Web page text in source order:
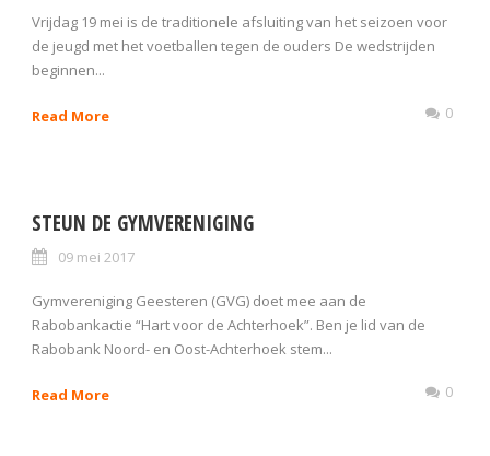
Vrijdag 19 mei is de traditionele afsluiting van het seizoen voor
de jeugd met het voetballen tegen de ouders De wedstrijden
beginnen...
Read More 0
STEUN DE GYMVERENIGING
09 mei 2017
Gymvereniging Geesteren (GVG) doet mee aan de
Rabobankactie “Hart voor de Achterhoek”. Ben je lid van de
Rabobank Noord- en Oost-Achterhoek stem...
Read More 0